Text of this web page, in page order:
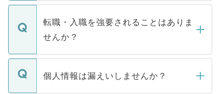
ます。通常、5営業日以内にはご連絡をせて
いただきますので、しばらくお待ちくださ
マイナビDOCTORで取り扱っている求人の
うち約3割は、Webサイトからご覧いただ
けない「非公開求人」です。非公開求人は
下記の理由によって、一般には公開してい
ません。
■応募殺到を避けるため 人気のある医療機
転職・入職を強要されることはありま
せんか？
転職・入職を強要することは一切ありませ
ん。また、仮に応募先から内定をいただい
個人情報は漏えいしませんか？